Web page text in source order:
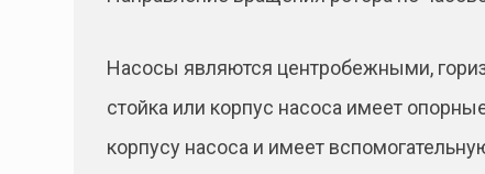
Насосы являются центробежными,
стойка или корпус насоса имеет
корпусу насоса и имеет